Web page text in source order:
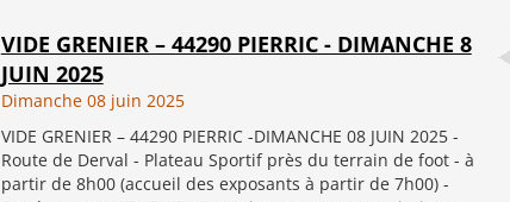
VIDE GRENIER – 44290 PIERRIC - DIMANCHE 8
JUIN 2025
Dimanche 08 juin 2025
VIDE GRENIER – 44290 PIERRIC -DIMANCHE 08 JUIN 2025 -
Route de Derval - Plateau Sportif près du terrain de foot - à
partir de 8h00 (accueil des exposants à partir de 7h00) -